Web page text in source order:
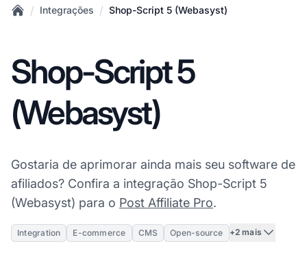
/ Integrações / Shop-Script 5 (Webasyst)
Shop-Script 5
(Webasyst)
Gostaria de aprimorar ainda mais seu software de
afiliados? Confira a integração Shop-Script 5
(Webasyst) para o Post Affiliate Pro.
Integration E-commerce CMS Open-source +2 mais